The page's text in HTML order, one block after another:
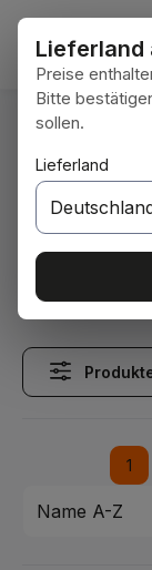
Zum Hauptinhalt
1
Lieferland
Preise
Bitte
sollen.
Lieferland